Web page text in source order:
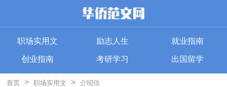
职场实用文 励志人生 就业指南
创业指南 考研学习 出国留学
首页 > 职场实用文 > 介绍信